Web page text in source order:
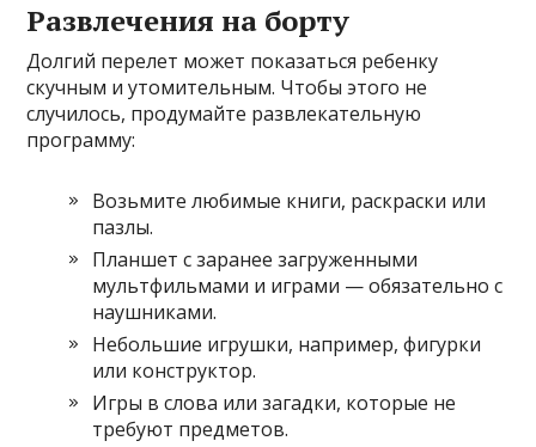
Развлечения на борту
Долгий перелет может показаться ребенку
скучным и утомительным. Чтобы этого не
случилось, продумайте развлекательную
программу:
Возьмите любимые книги, раскраски или
пазлы.
Планшет с заранее загруженными
мультфильмами и играми — обязательно с
наушниками.
Небольшие игрушки, например, фигурки
или конструктор.
Игры в слова или загадки, которые не
требуют предметов.